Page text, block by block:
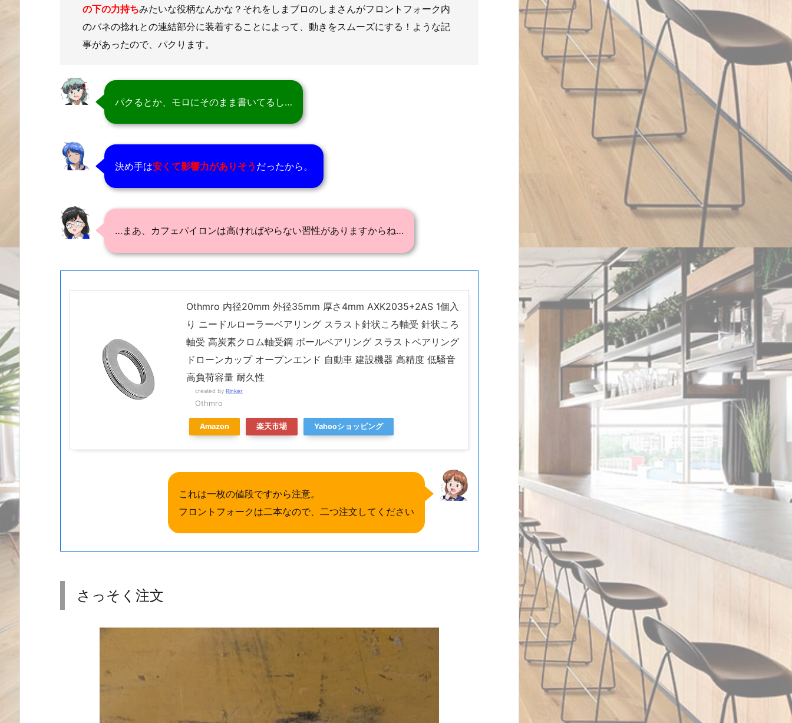
の下の力持ちみたいな役柄なんかな？それをしまブロのしまさんがフロントフォーク内
のバネの捻れとの連結部分に装着することによって、動きをスムーズにする！ような記
事があったので、パクります。
パクるとか、モロにそのまま書いてるし…
決め手は安くて影響力がありそう だったから。
…まあ、カフェパイロンは高ければやらない習性がありますからね…
Othmro 内径20mm 外径35mm 厚さ4mm AXK2035+2AS 1個入
り ニードルローラーベアリング スラスト針状ころ軸受 針状ころ
軸受 高炭素クロム軸受鋼 ボールベアリング スラストベアリング
ドローンカップ オープンエンド 自動車 建設機器 高精度 低騒音
高負荷容量 耐久性
created by Rinker
Othmro
Amazon 楽天市場 Yahooショッピング
これは一枚の値段ですから注意。
フロントフォークは二本なので、二つ注文してください
さっそく注文